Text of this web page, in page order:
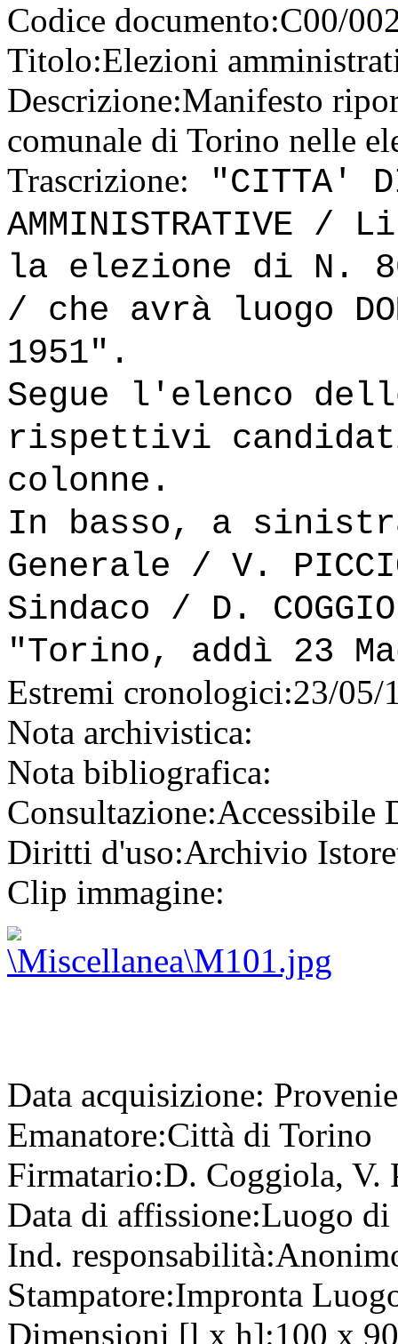
Codice documento:C00/
Titolo:Elezioni
Descrizione:Manifesto
comunale di Torino nelle
Trascrizione: "CITTA'
AMMINISTRATIVE
la elezione di N.
/ che avrà luogo
1951".
Segue l'elenco
rispettivi
colonne.
In basso, a
Generale / V.
Sindaco / D.
"Torino, addì 23
Estremi cronologici:23/05/
Nota archivistica:
Nota bibliografica:
Consultazione:Accessibile
Diritti d'uso:Archivio
Clip immagine:
Data acquisizione:
Emanatore:Città di Torino
Firmatario:D. Coggiola, V.
Data di affissione:Luogo
Ind. responsabilità:
Stampatore:Impronta
Dimensioni [l x h]:100 x